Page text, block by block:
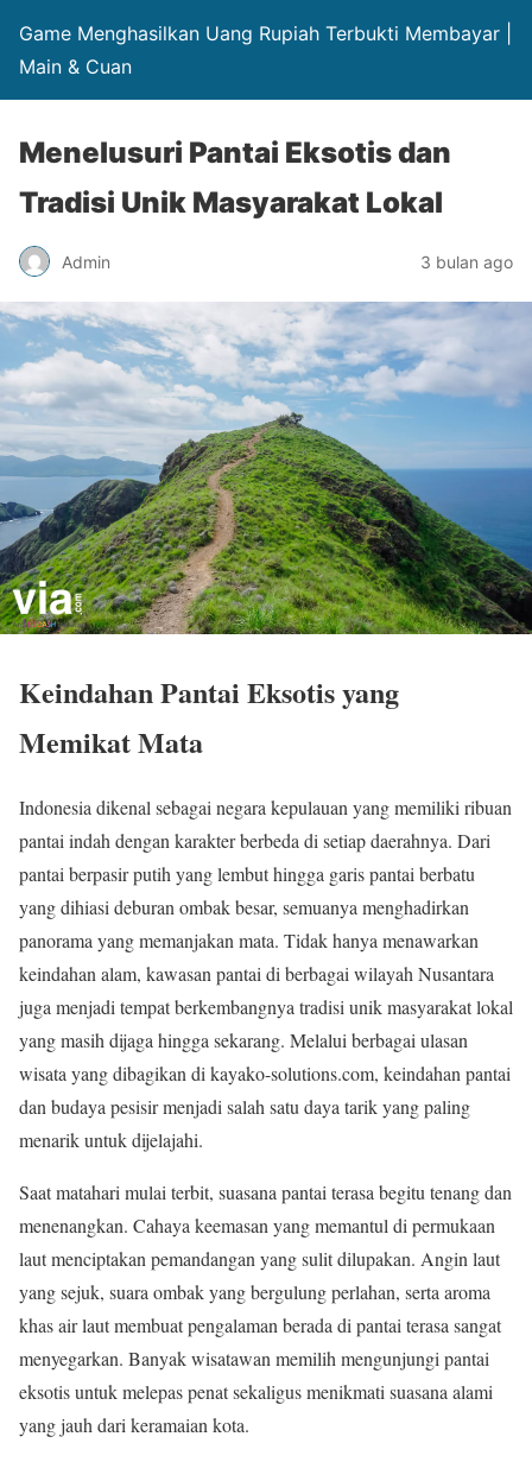
Game Menghasilkan Uang Rupiah Terbukti Membayar |
Main & Cuan
Menelusuri Pantai Eksotis dan
Tradisi Unik Masyarakat Lokal
Admin 3 bulan ago
Keindahan Pantai Eksotis yang
Memikat Mata
Indonesia dikenal sebagai negara kepulauan yang memiliki ribuan
pantai indah dengan karakter berbeda di setiap daerahnya. Dari
pantai berpasir putih yang lembut hingga garis pantai berbatu
yang dihiasi deburan ombak besar, semuanya menghadirkan
panorama yang memanjakan mata. Tidak hanya menawarkan
keindahan alam, kawasan pantai di berbagai wilayah Nusantara
juga menjadi tempat berkembangnya tradisi unik masyarakat lokal
yang masih dijaga hingga sekarang. Melalui berbagai ulasan
wisata yang dibagikan di kayako-solutions.com, keindahan pantai
dan budaya pesisir menjadi salah satu daya tarik yang paling
menarik untuk dijelajahi.
Saat matahari mulai terbit, suasana pantai terasa begitu tenang dan
menenangkan. Cahaya keemasan yang memantul di permukaan
laut menciptakan pemandangan yang sulit dilupakan. Angin laut
yang sejuk, suara ombak yang bergulung perlahan, serta aroma
khas air laut membuat pengalaman berada di pantai terasa sangat
menyegarkan. Banyak wisatawan memilih mengunjungi pantai
eksotis untuk melepas penat sekaligus menikmati suasana alami
yang jauh dari keramaian kota.